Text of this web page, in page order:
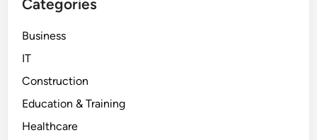
Categories
Business
IT
Construction
Education & Training
Healthcare